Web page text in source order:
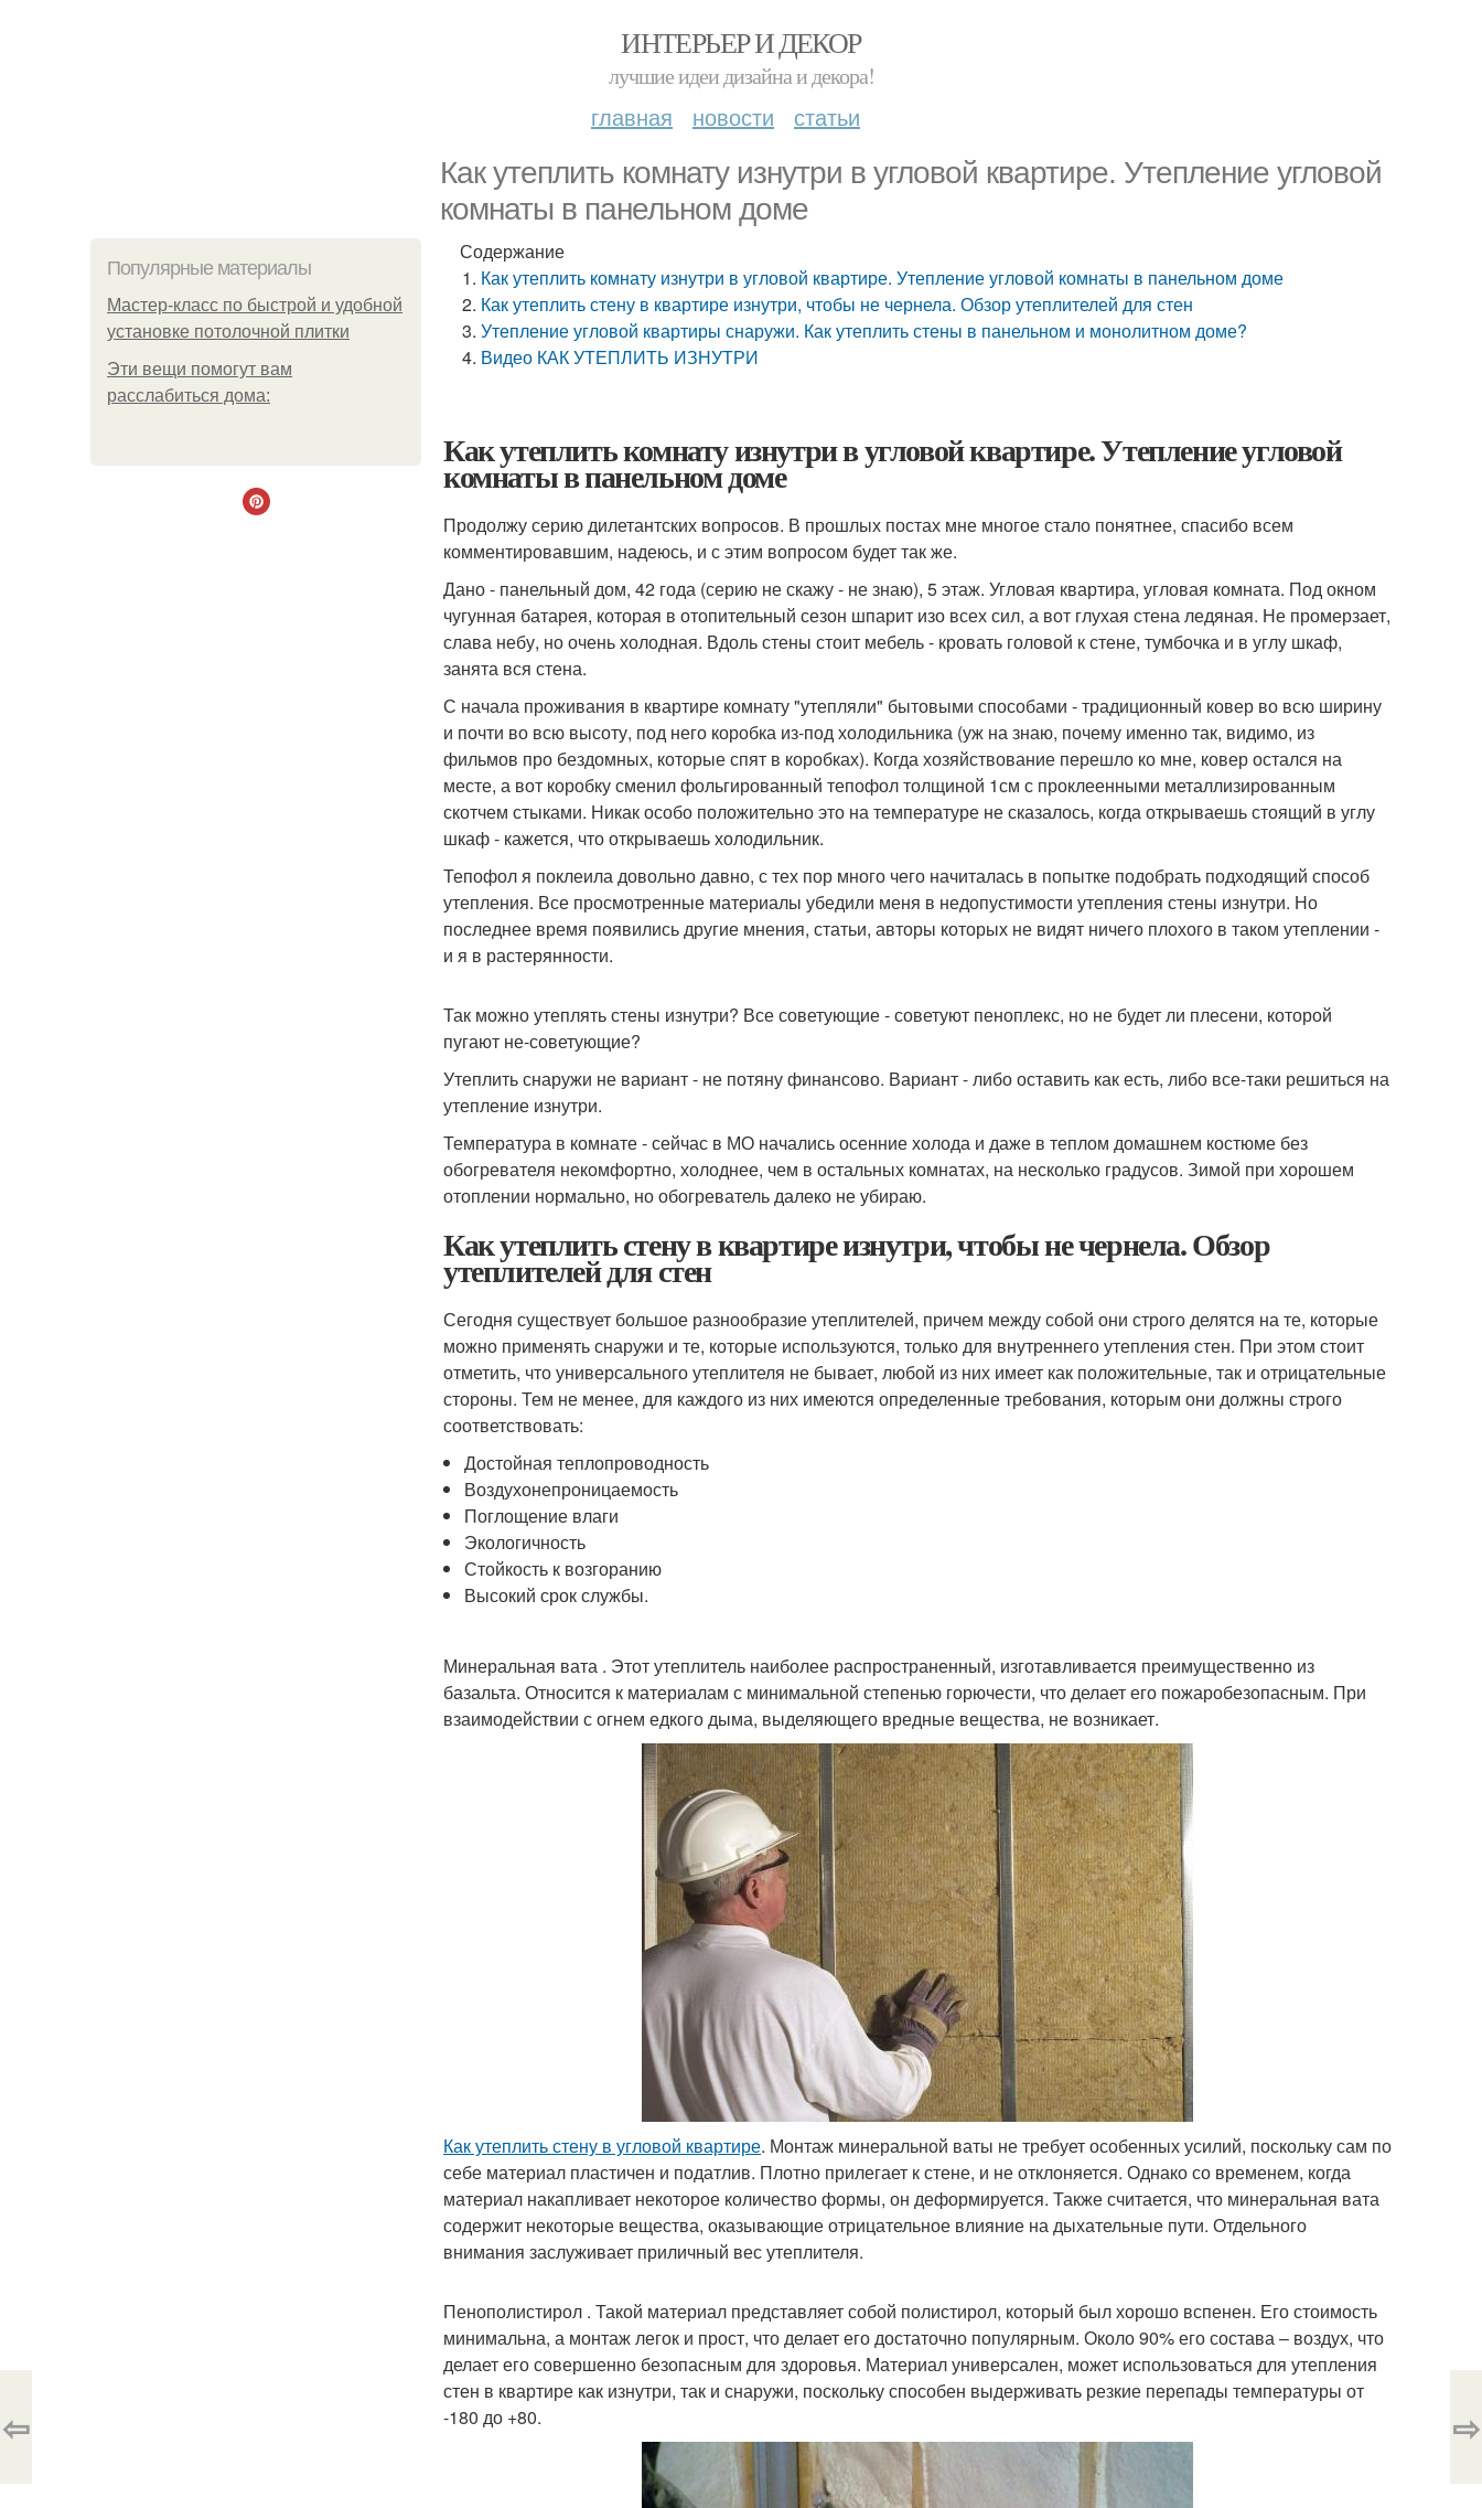
ИНТЕРЬЕР И ДЕКОР
лучшие идеи дизайна и декора!
главная новости статьи
Как утеплить комнату изнутри в угловой квартире. Утепление угловой
комнаты в панельном доме
Популярные материалы
Мастер-класс по быстрой и удобной
установке потолочной плитки
Эти вещи помогут вам
расслабиться дома:
Содержание
Как утеплить комнату изнутри в угловой квартире. Утепление угловой комнаты в панельном доме
Как утеплить стену в квартире изнутри, чтобы не чернела. Обзор утеплителей для стен
Утепление угловой квартиры снаружи. Как утеплить стены в панельном и монолитном доме?
Видео КАК УТЕПЛИТЬ ИЗНУТРИ
Как утеплить комнату изнутри в угловой квартире. Утепление угловой
комнаты в панельном доме
Продолжу серию дилетантских вопросов. В прошлых постах мне многое стало понятнее, спасибо всем
комментировавшим, надеюсь, и с этим вопросом будет так же.
Дано - панельный дом, 42 года (серию не скажу - не знаю), 5 этаж. Угловая квартира, угловая комната. Под окном
чугунная батарея, которая в отопительный сезон шпарит изо всех сил, а вот глухая стена ледяная. Не промерзает,
слава небу, но очень холодная. Вдоль стены стоит мебель - кровать головой к стене, тумбочка и в углу шкаф,
занята вся стена.
С начала проживания в квартире комнату "утепляли" бытовыми способами - традиционный ковер во всю ширину
и почти во всю высоту, под него коробка из-под холодильника (уж на знаю, почему именно так, видимо, из
фильмов про бездомных, которые спят в коробках). Когда хозяйствование перешло ко мне, ковер остался на
месте, а вот коробку сменил фольгированный тепофол толщиной 1см с проклеенными металлизированным
скотчем стыками. Никак особо положительно это на температуре не сказалось, когда открываешь стоящий в углу
шкаф - кажется, что открываешь холодильник.
Тепофол я поклеила довольно давно, с тех пор много чего начиталась в попытке подобрать подходящий способ
утепления. Все просмотренные материалы убедили меня в недопустимости утепления стены изнутри. Но
последнее время появились другие мнения, статьи, авторы которых не видят ничего плохого в таком утеплении -
и я в растерянности.
Так можно утеплять стены изнутри? Все советующие - советуют пеноплекс, но не будет ли плесени, которой
пугают не-советующие?
Утеплить снаружи не вариант - не потяну финансово. Вариант - либо оставить как есть, либо все-таки решиться на
утепление изнутри.
Температура в комнате - сейчас в МО начались осенние холода и даже в теплом домашнем костюме без
обогревателя некомфортно, холоднее, чем в остальных комнатах, на несколько градусов. Зимой при хорошем
отоплении нормально, но обогреватель далеко не убираю.
Как утеплить стену в квартире изнутри, чтобы не чернела. Обзор
утеплителей для стен
Сегодня существует большое разнообразие утеплителей, причем между собой они строго делятся на те, которые
можно применять снаружи и те, которые используются, только для внутреннего утепления стен. При этом стоит
отметить, что универсального утеплителя не бывает, любой из них имеет как положительные, так и отрицательные
стороны. Тем не менее, для каждого из них имеются определенные требования, которым они должны строго
соответствовать:
Достойная теплопроводность
Воздухонепроницаемость
Поглощение влаги
Экологичность
Стойкость к возгоранию
Высокий срок службы.
Минеральная вата . Этот утеплитель наиболее распространенный, изготавливается преимущественно из
базальта. Относится к материалам с минимальной степенью горючести, что делает его пожаробезопасным. При
взаимодействии с огнем едкого дыма, выделяющего вредные вещества, не возникает.
Как утеплить стену в угловой квартире. Монтаж минеральной ваты не требует особенных усилий, поскольку сам по
себе материал пластичен и податлив. Плотно прилегает к стене, и не отклоняется. Однако со временем, когда
материал накапливает некоторое количество формы, он деформируется. Также считается, что минеральная вата
содержит некоторые вещества, оказывающие отрицательное влияние на дыхательные пути. Отдельного
внимания заслуживает приличный вес утеплителя.
Пенополистирол . Такой материал представляет собой полистирол, который был хорошо вспенен. Его стоимость
минимальна, а монтаж легок и прост, что делает его достаточно популярным. Около 90% его состава – воздух, что
делает его совершенно безопасным для здоровья. Материал универсален, может использоваться для утепления
стен в квартире как изнутри, так и снаружи, поскольку способен выдерживать резкие перепады температуры от
-180 до +80.
⇦ ⇨